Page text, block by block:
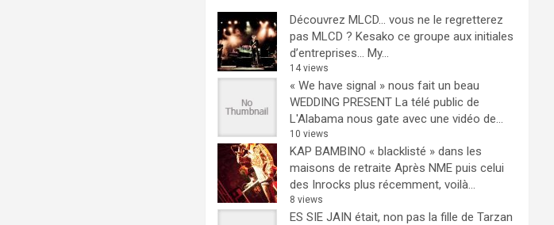
Découvrez MLCD… vous ne le regretterez
pas MLCD ? Kesako ce groupe aux initiales
d’entreprises… My...
14 views
« We have signal » nous fait un beau
WEDDING PRESENT La télé public de
L'Alabama nous gate avec une vidéo de...
10 views
KAP BAMBINO « blacklisté » dans les
maisons de retraite Après NME puis celui
des Inrocks plus récemment, voilà...
8 views
ES SIE JAIN était, non pas la fille de Tarzan